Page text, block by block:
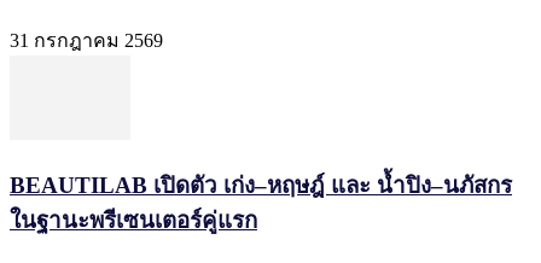
31 กรกฎาคม 2569
BEAUTILAB เปิดตัว เก่ง–หฤษฎ์ และ น้ำปิง–นภัสกร
ในฐานะพรีเซนเตอร์คู่แรก